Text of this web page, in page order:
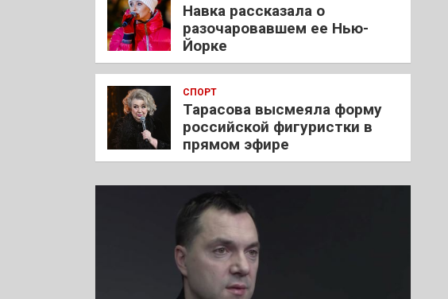
Навка рассказала о
разочаровавшем ее Нью-
Йорке
СПОРТ
Тарасова высмеяла форму
российской фигуристки в
прямом эфире